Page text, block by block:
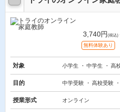
3,740円 (税込)
無料体験あり
対象 小学生 中学生 高
目的 中学受験 高校受験
授業形式 オンライン